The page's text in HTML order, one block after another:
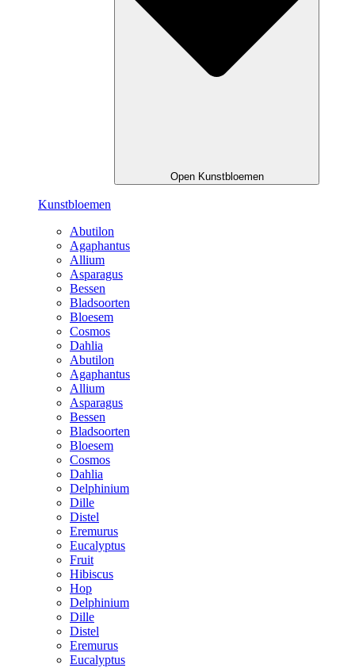
Open Kunstbloemen
Kunstbloemen
Abutilon
Agaphantus
Allium
Asparagus
Bessen
Bladsoorten
Bloesem
Cosmos
Dahlia
Abutilon
Agaphantus
Allium
Asparagus
Bessen
Bladsoorten
Bloesem
Cosmos
Dahlia
Delphinium
Dille
Distel
Eremurus
Eucalyptus
Fruit
Hibiscus
Hop
Delphinium
Dille
Distel
Eremurus
Eucalyptus